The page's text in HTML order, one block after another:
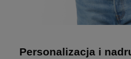
Personalizacja i